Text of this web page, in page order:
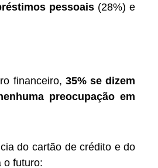
pessoais (28%) e
financeiro, 35% se dizem
preocupação em
do cartão de crédito e do
o futuro: